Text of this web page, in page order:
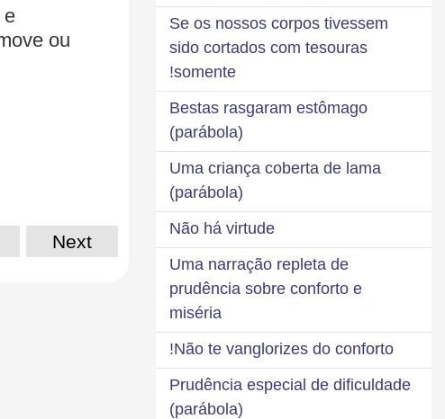
e
ou
Next
Se os nossos corpos tivessem
sido cortados com tesouras
somente!
Bestas rasgaram estômago
(parábola)
Uma criança coberta de lama
(parábola)
Não há virtude
Uma narração repleta de
prudência sobre conforto e
miséria
Não te vanglorizes do conforto!
Prudência especial de dificuldade
(parábola)